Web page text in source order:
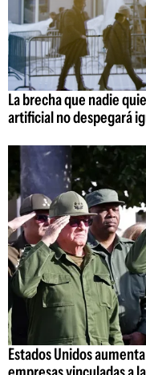
La brecha que nadie
artificial no despegará
Estados Unidos